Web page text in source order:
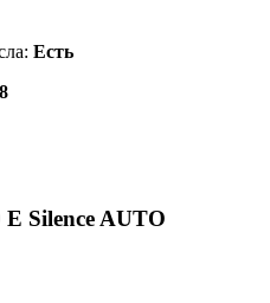
Есть
E Silence AUTO